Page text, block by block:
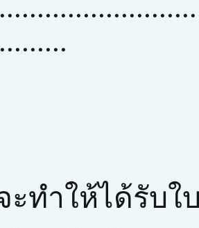
ะทำให้ได้รับใ